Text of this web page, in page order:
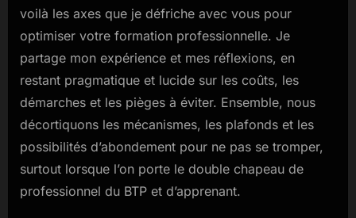
voilà les axes que je défriche avec vous pour
optimiser votre formation professionnelle. Je
partage mon expérience et mes réflexions, en
restant pragmatique et lucide sur les coûts, les
démarches et les pièges à éviter. Ensemble, nous
décortiquons les mécanismes, les plafonds et les
possibilités d’abondement pour ne pas se tromper,
surtout lorsque l’on porte le double chapeau de
professionnel du BTP et d’apprenant.